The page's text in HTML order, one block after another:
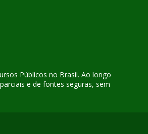
Públicos no Brasil. Ao longo
e de fontes seguras, sem